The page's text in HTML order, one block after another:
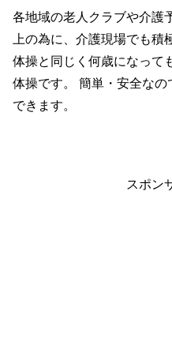
各地域の老人クラブや介護
上の為に、介護現場でも
体操と同じく何歳になって
体操です。 簡単・安全な
できます。
スポン